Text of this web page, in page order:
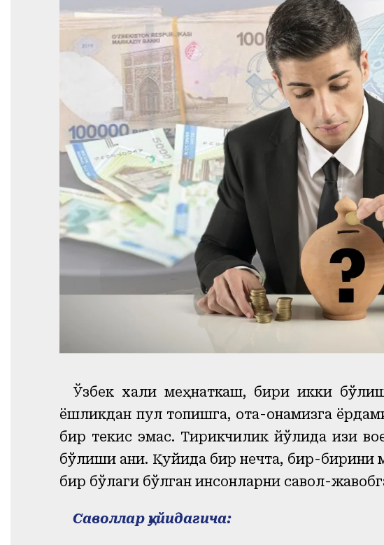
Ўзбек халқи меҳнаткаш, бири икки
ёшликдан пул топишга, ота-онамизга
бир текис эмас. Тирикчилик йўлида қизиқ
бўлиши аниқ. Қуйида бир нечта, бир-бирини
бир бўлаги бўлган инсонларни савол-
Саволлар қуйидагича: